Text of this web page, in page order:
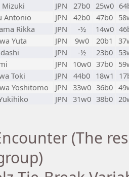
Mizuki JPN 27b0 25w0
Antonio JPN 42b0 47b0
Rikka JPN -½ 14w0
Yuta JPN 9w0 20b1
JPN -½ 23b0
JPN 10w0 37b0
Toki JPN 44b0 18w1
Yoshitomo JPN 33w0 36b0
JPN 31w0 38b0
(The